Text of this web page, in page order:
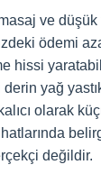
ve düşük
ödemi
hissi
yağ
olarak
değildir.